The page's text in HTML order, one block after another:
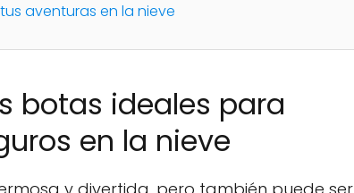
aventuras en la nieve
botas ideales para
en la nieve